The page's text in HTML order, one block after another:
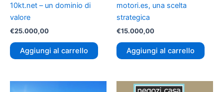
10kt.net – un dominio di
valore
€25.000,00
Aggiungi al carrello
motori.es, una scelta
strategica
€15.000,00
Aggiungi al carrello